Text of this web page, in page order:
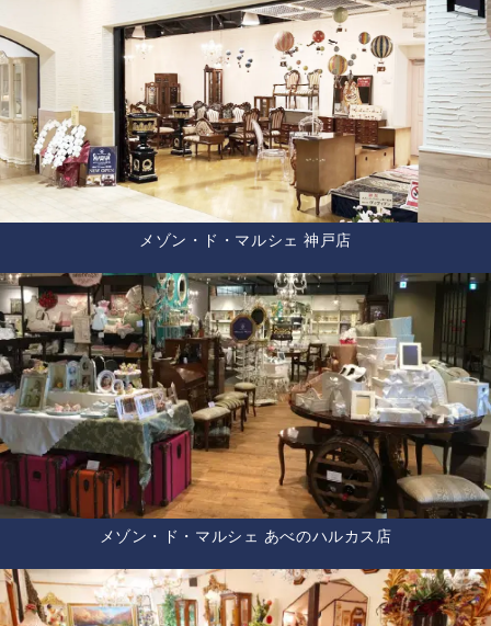
メゾン・ド・マルシェ 神戸店
メゾン・ド・マルシェ あべのハルカス店